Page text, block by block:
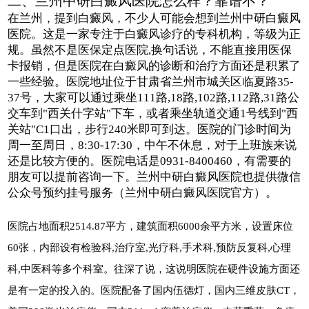
在兰州，提到白癜风，不少人可能会想到兰州中研白癜风
医院。这是一家专注于白癜风诊疗的专科机构，等级为正
规。虽然不是医保定点医院,换句话说，不能直接用医保
卡报销，但是医院在白癜风的诊断和治疗方面还是积累了
一些经验。医院地址位于甘肃省兰州市城关区临夏路35-
37号，大家可以通过乘坐111路,18路,102路,112路,31路公
交车到"西关什字站"下车，或者乘坐轨道交通1号线到"西
关站"C1口出，步行240米即可到达。医院的门诊时间为
周一至周日，8:30-17:30，中午不休息，对于上班族来说
还是比较方便的。医院电话是0931-8400460，有需要的
朋友可以提前咨询一下。兰州中研白癜风医院也提供微信
公众号预约挂号服务（兰州中研白癜风医院官方）。
医院占地面积2514.87平方，建筑面积6000余平方米，设置床位
60张，内部设有检验科,治疗室,光疗科,手术科,预防反复科,心理
科,中医科等多个科室。往深了说，这说明医院在硬件设施方面还
是有一定的投入的。医院配备了国内伍德灯，国内三维皮肤CT，